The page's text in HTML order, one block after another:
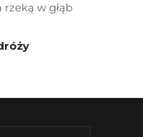
w głąb